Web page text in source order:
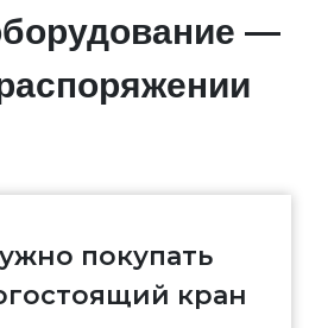
—
покупать
кран